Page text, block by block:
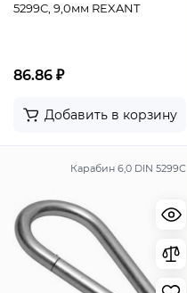
5299С, 9,0мм REXANT
86.86 ₽
Добавить в корзину
Карабин 6,0 DIN 5299С